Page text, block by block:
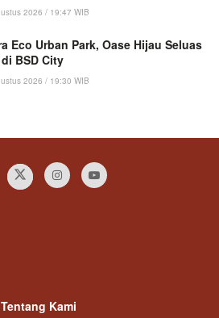
2026 / 19:47 WIB
Eco Urban Park, Oase Hijau Seluas
BSD City
2026 / 19:30 WIB
Tentang Kami